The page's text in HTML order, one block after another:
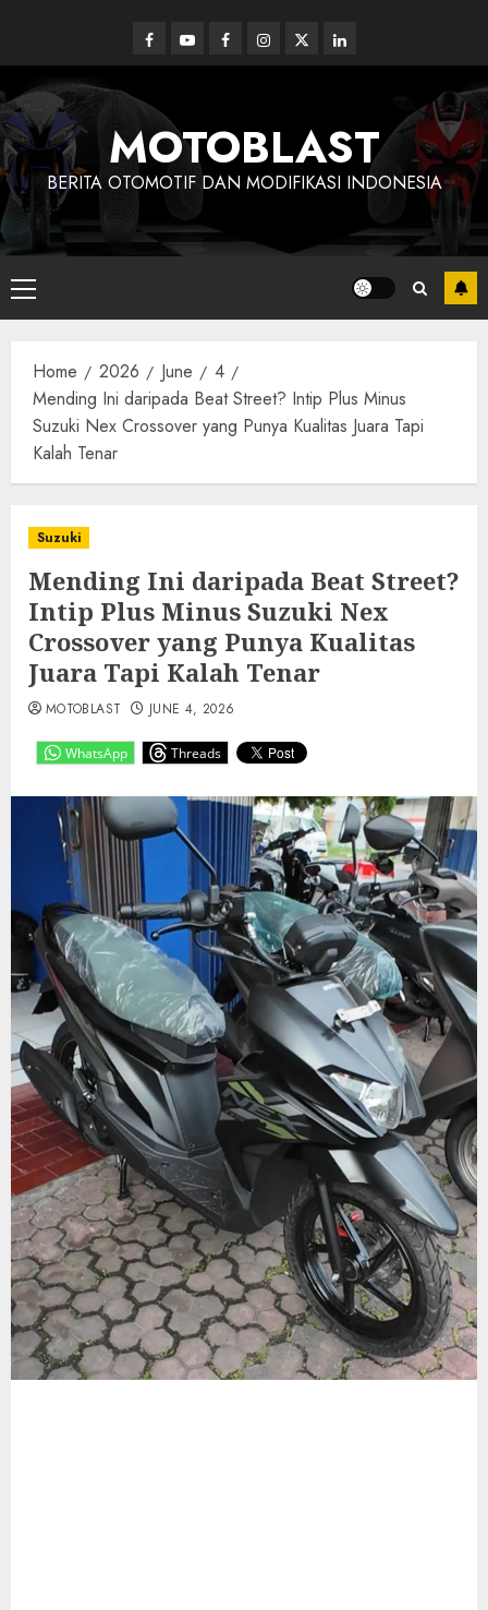
content
Facebook
YoutubeFacebookInstagram
Twitterlinkedin
MOTOBLAST
BERITA OTOMOTIF DAN MODIFIKASI INDONESIA
Primary
Menu
Home 2026 June
4
Mending Ini daripada Beat Street? Intip Plus Minus
Suzuki Nex Crossover yang Punya Kualitas Juara Tapi
Kalah Tenar
Suzuki
Mending Ini daripada Beat Street?
Intip Plus Minus Suzuki Nex
Crossover yang Punya Kualitas
Juara Tapi Kalah Tenar
WhatsApp Threads
MOTOBLAST JUNE 4, 2026